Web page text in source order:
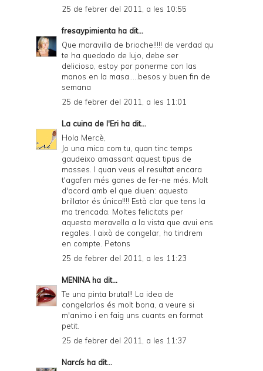
25 de febrer del 2011, a les 10:55
fresaypimienta ha dit...
Que maravilla de brioche!!!!! de verdad qu
te ha quedado de lujo, debe ser
delicioso, estoy por ponerme con las
manos en la masa.....besos y buen fin de
semana
25 de febrer del 2011, a les 11:01
La cuina de l'Eri ha dit...
Hola Mercè,
Jo una mica com tu, quan tinc temps
gaudeixo amassant aquest tipus de
masses. I quan veus el resultat encara
t'agafen més ganes de fer-ne més. Molt
d'acord amb el que diuen: aquesta
brillator és única!!!! Està clar que tens la
ma trencada. Moltes felicitats per
aquesta meravella a la vista que avui ens
regales. I això de congelar, ho tindrem
en compte. Petons
25 de febrer del 2011, a les 11:23
MENINAha dit...
Te una pinta brutal!! La idea de
congelarlos és molt bona, a veure si
m'animo i en faig uns cuants en format
petit.
25 de febrer del 2011, a les 11:37
Narcís ha dit...